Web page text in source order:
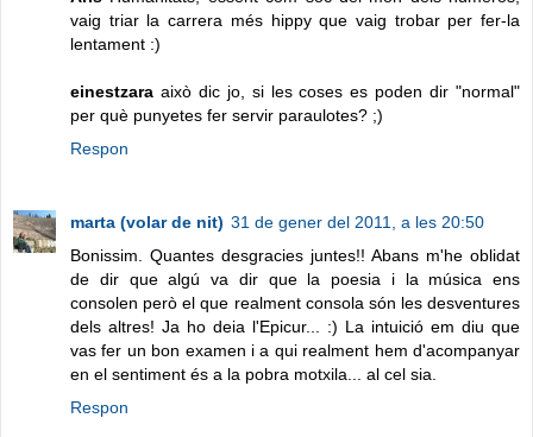
vaig triar la carrera més hippy que vaig trobar per fer-la
lentament :)
einestzara això dic jo, si les coses es poden dir "normal"
per què punyetes fer servir paraulotes? ;)
Respon
marta (volar de nit) 31 de gener del 2011, a les 20:50
Bonissim. Quantes desgracies juntes!! Abans m'he oblidat
de dir que algú va dir que la poesia i la música ens
consolen però el que realment consola són les desventures
dels altres! Ja ho deia l'Epicur... :) La intuició em diu que
vas fer un bon examen i a qui realment hem d'acompanyar
en el sentiment és a la pobra motxila... al cel sia.
Respon